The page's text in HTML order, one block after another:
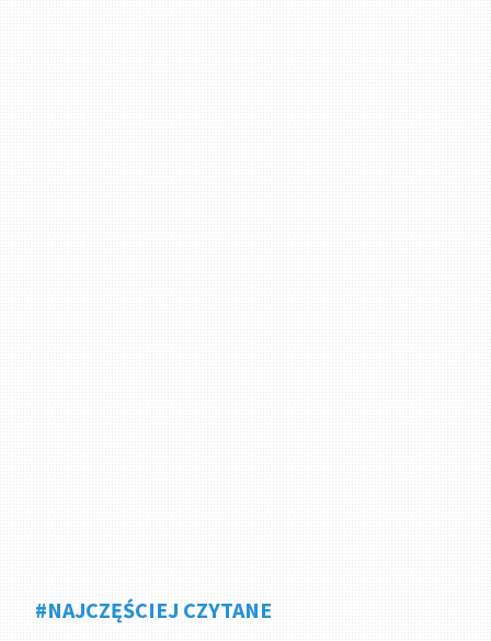
#NAJCZĘŚCIEJ CZYTANE